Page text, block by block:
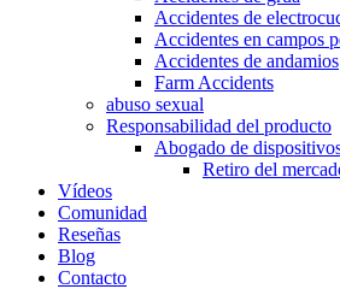
Accidentes de
Accidentes en campos
Accidentes de andamios
Farm Accidents
abuso sexual
Responsabilidad del producto
Abogado de
Retiro del
Vídeos
Comunidad
Reseñas
Blog
Contacto